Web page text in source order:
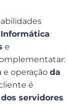
e
e operação da
é
dos servidores